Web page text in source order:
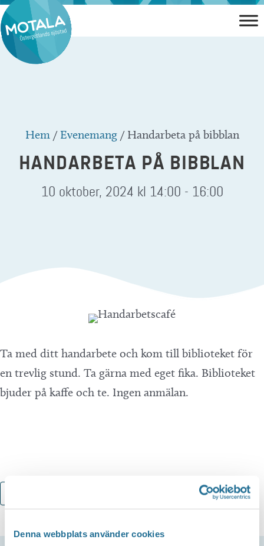
Denna webbplats använder cookies
Hoppa
till
innehåll
Hem/Evenemang/ Handarbeta på bibblan
HANDARBETA PÅ BIBBLAN
10 oktober, 2024 kl 14:00 - 16:00
Ta med ditt handarbete och kom till biblioteket för
en trevlig stund. Ta gärna med eget fika. Biblioteket
bjuder på kaffe och te. Ingen anmälan.